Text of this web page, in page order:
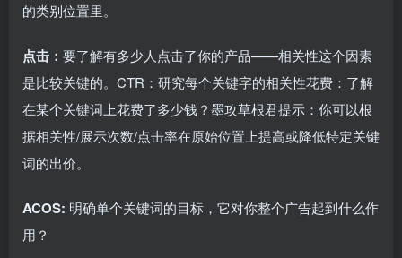
的类别位置里。
点击： 要了解有多少人点击了你的产品——相关性这个因素
是比较关键的。CTR：研究每个关键字的相关性花费：了解
在某个关键词上花费了多少钱？墨攻草根君提示：你可以根
据相关性/展示次数/点击率在原始位置上提高或降低特定关键
词的出价。
ACOS: 明确单个关键词的目标，它对你整个广告起到什么作
用？